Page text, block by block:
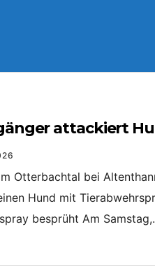
attackiert
Otterbachtal bei
Hund mit
besprüht Am